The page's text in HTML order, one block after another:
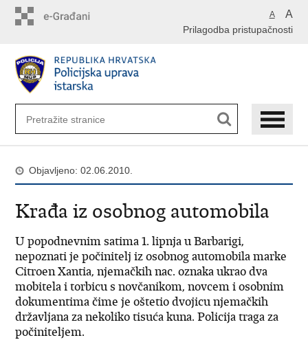
A A
Prilagodba pristupačnosti
Objavljeno: 02.06.2010.
Krađa iz osobnog automobila
U popodnevnim satima 1. lipnja u Barbarigi,
nepoznati je počinitelj iz osobnog automobila marke
Citroen Xantia, njemačkih nac. oznaka ukrao dva
mobitela i torbicu s novčanikom, novcem i osobnim
dokumentima čime je oštetio dvojicu njemačkih
državljana za nekoliko tisuća kuna. Policija traga za
počiniteljem.